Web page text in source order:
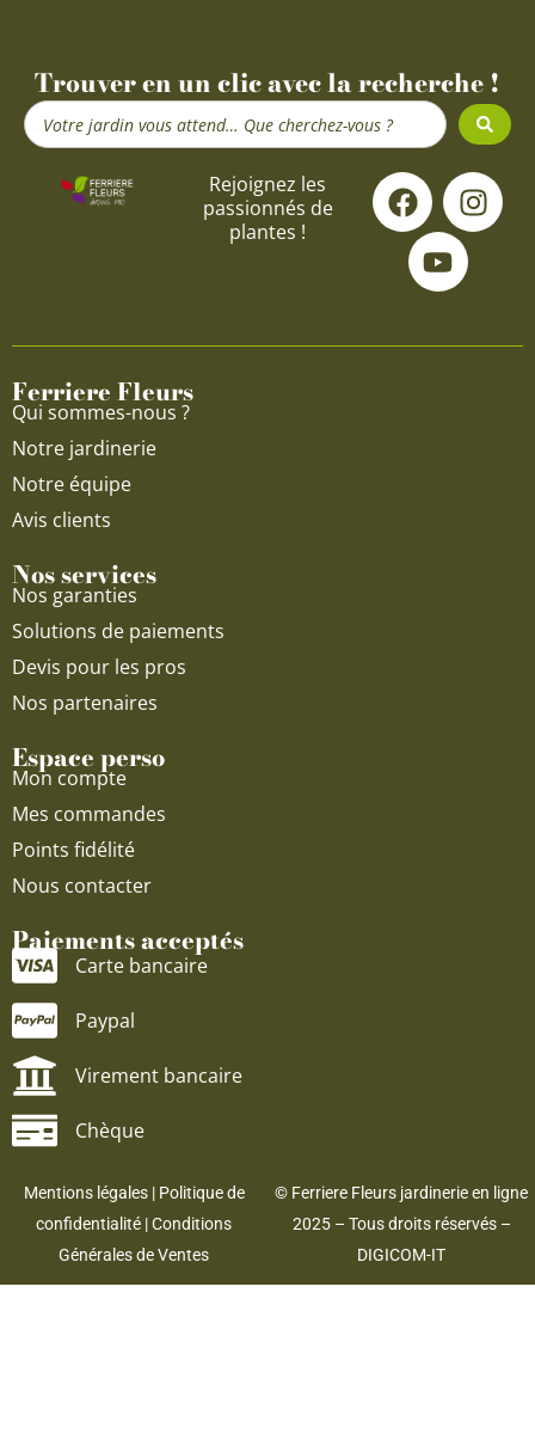
Trouver en un clic avec la recherche !
Search
...
Rejoignez les
passionnés de
plantes !
F
a
c
e
o
I
n
s
g
Y
o
u
t
u
b
Ferriere Fleurs
Qui sommes-nous ?
Notre jardinerie
Notre équipe
Avis clients
Nos services
Nos garanties
Solutions de paiements
Devis pour les pros
Nos partenaires
Espace perso
Mon compte
Mes commandes
Points fidélité
Nous contacter
Paiements acceptés
Carte bancaire
Paypal
Virement bancaire
Chèque
Mentions légales| Politique de
confidentialité |Conditions
Générales de Ventes
© Ferriere Fleurs jardinerie en ligne
2025 – Tous droits réservés –
DIGICOM-IT